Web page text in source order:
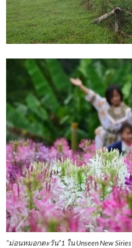
“ม่อนหมอกตะวัน”1 ใน Unseen New Siries